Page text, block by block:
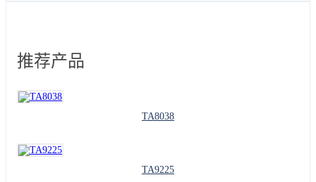
推荐产品
TA8038
TA9225